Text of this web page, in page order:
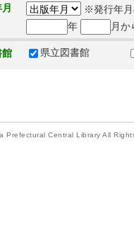
※発行年月
年
月か
館 県立図書館
Prefectural Central Library All